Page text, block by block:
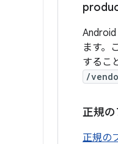
ます。
するこ
/
正規
正規の